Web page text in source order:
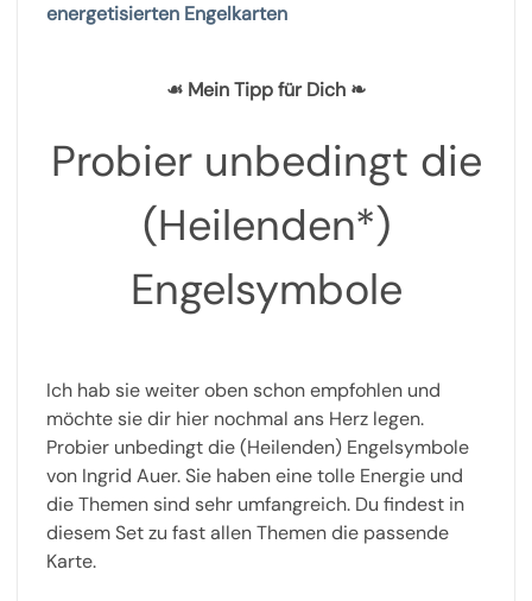
energetisierten Engelkarten
☙ Mein Tipp für Dich ❧
Probier unbedingt die
(Heilenden*)
Engelsymbole
Ich hab sie weiter oben schon empfohlen und
möchte sie dir hier nochmal ans Herz legen.
Probier unbedingt die (Heilenden) Engelsymbole
von Ingrid Auer. Sie haben eine tolle Energie und
die Themen sind sehr umfangreich. Du findest in
diesem Set zu fast allen Themen die passende
Karte.